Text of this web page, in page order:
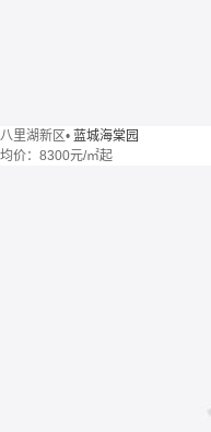
八里湖新区• 蓝城海棠园
均价： 8300元/㎡起